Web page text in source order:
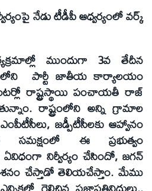
నేడు టీడీపీ ఆధ్వర్యంలో వర్క్‌
ముందుగా 3వ తేదీన
లోని పార్టీ జాతీయ కార్యాలయం
రాష్ట్రస్థాయి పంచాయతీ రాజ్‌
రాష్ట్రంలోని అన్ని గ్రామాల
జడ్పీటీసీలకు ఆహ్వానం
సమక్షంలో ఈ ప్రభుత్వం
నిర్వీర్యం చేసిందో, జగన్‌
చేస్తాడో తెలియచేస్తాం. మేము